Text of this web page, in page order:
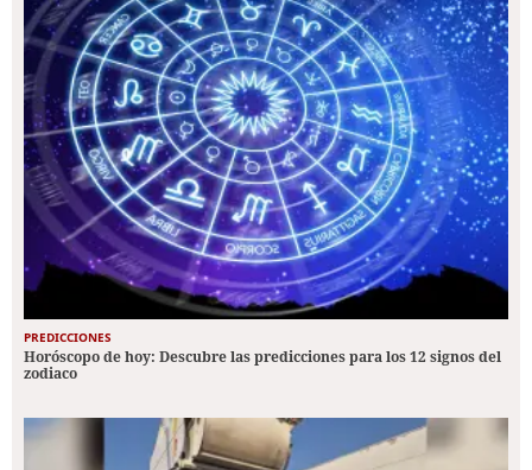
PREDICCIONES
Horóscopo de hoy: Descubre las predicciones para los 12 signos del
zodiaco